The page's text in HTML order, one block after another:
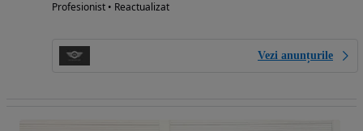
Profesionist • Reactualizat
Vezi anunțurile